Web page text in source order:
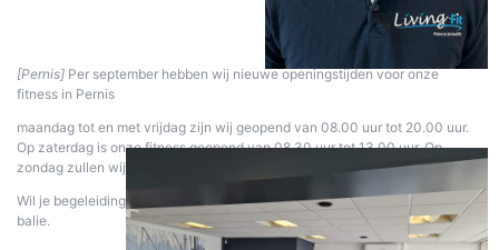
[Pernis] Per september hebben wij nieuwe openingstijden voor onze
fitness in Pernis
maandag tot en met vrijdag zijn wij geopend van 08.00 uur tot 20.00 uur.
Op zaterdag is onze fitness geopend van 08.30 uur tot 13.00 uur. Op
zondag zullen wij vanaf 31 augustus gesloten zijn.
Wil je begeleiding of een intake? Maak daarvoor een afspraak bij onze
balie.